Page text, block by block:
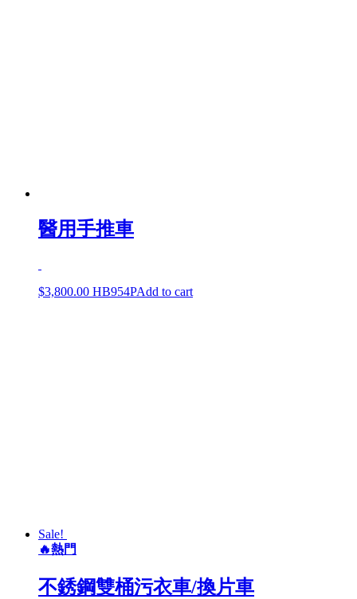
醫用手推車
$3,800.00 HB954PAdd to cart
Sale!
🔥熱門
不銹鋼雙桶污衣車/換片車